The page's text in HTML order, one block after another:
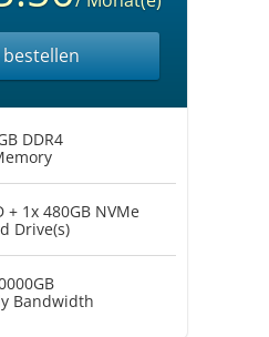
bestellen
DDR4
+ 1x 480GB NVMe
Drive(s)
Bandwidth